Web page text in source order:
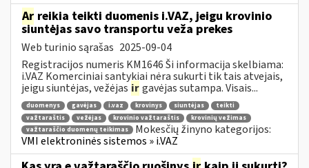
Ar reikia teikti duomenis i.VAZ, jeigu krovinio
siuntėjas savo transportu veža prekes
Web turinio sąrašas 2025-09-04
Registracijos numeris KM1646 Ši informacija skelbiama:
i.VAZ Komerciniai santykiai nėra sukurti tik tais atvejais,
jeigu siuntėjas, vežėjas irgavėjas sutampa. Visais...
duomenys gavėjas i.vaz krovinys siuntėjas
teikti
važtaraštis
vežėjas krovinio važtaraštis
krovinių vežimas
važtaraščio duomenų teikimas
Mokesčių žinyno kategorijos:
VMI elektroninės sistemos » i.VAZ